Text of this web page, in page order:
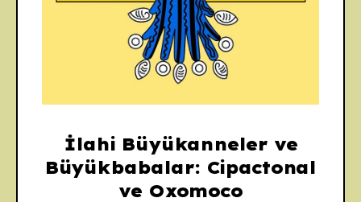
İlahi Büyükanneler ve
Büyükbabalar: Cipactonal
ve Oxomoco